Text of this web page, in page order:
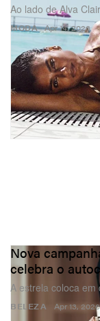
MODA
Ao lado de Alva
Apr 14, 2026
BELEZA
Nova
celebra o
A estrela coloca em
Apr 13, 2026